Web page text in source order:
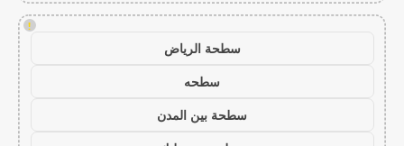
!
سطحة الرياض
سطحه
سطحة بين المدن